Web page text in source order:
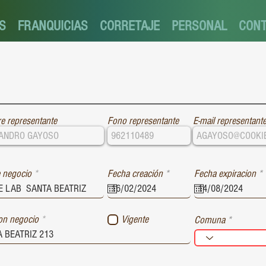
FRANQUICIAS CORRETAJE PERSONAL
representante Fono representante E-mail representante
negocio Fecha creación *r
d
Fecha expiracion *r
r
d
negocio Comuna
Vigente